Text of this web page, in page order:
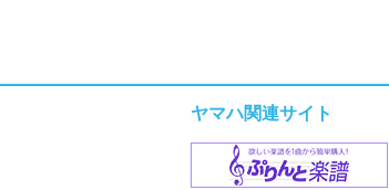
ヤマハ関連サイト